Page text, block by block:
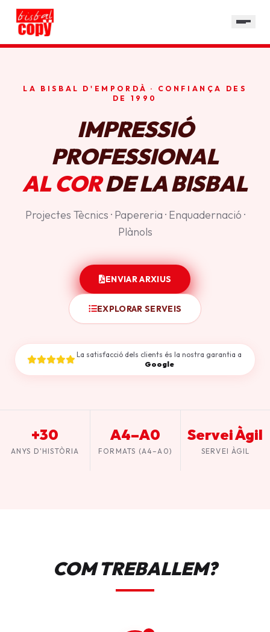
HORARI
LA BISBAL D'EMPORDÀ · CONFIANÇA DES
DE 1990
IMPRESSIÓ
PROFESSIONAL
AL CORDE LA BISBAL
Projectes Tècnics · Papereria · Enquadernació ·
Plànols
ENVIAR ARXIUS
EXPLORAR SERVEIS
La satisfacció dels clients és la nostra garantia a
Google
+30
ANYS D'HISTÒRIA
A4–A0
FORMATS (A4–A0)
Servei Àgil
SERVEI ÀGIL
COM TREBALLEM?